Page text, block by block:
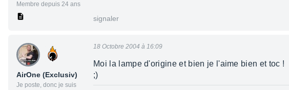
Membre depuis 24 ans
signaler
AirOne (Exclusiv)
Je poste, donc je suis
18 Octobre 2004 à 16:09
Moi la lampe d'origine et bien je l'aime bien et toc !
;)